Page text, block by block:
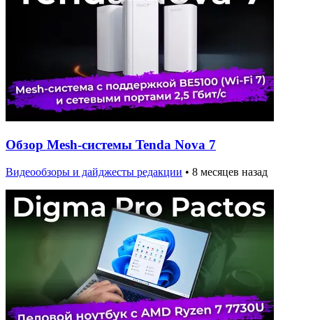
Обзор Mesh-системы Tenda Nova 7
Видеообзоры и дайджесты редакции • 8 месяцев назад